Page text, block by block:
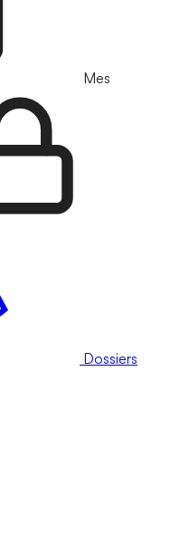
Mes
Dossiers